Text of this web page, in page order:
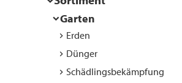
Garten
Erden
Dünger
Schädlingsbekämpfung